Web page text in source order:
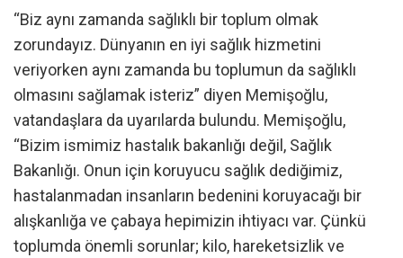
“Biz aynı zamanda sağlıklı bir toplum olmak
zorundayız. Dünyanın en iyi sağlık hizmetini
veriyorken aynı zamanda bu toplumun da sağlıklı
olmasını sağlamak isteriz” diyen Memişoğlu,
vatandaşlara da uyarılarda bulundu. Memişoğlu,
“Bizim ismimiz hastalık bakanlığı değil, Sağlık
Bakanlığı. Onun için koruyucu sağlık dediğimiz,
hastalanmadan insanların bedenini koruyacağı bir
alışkanlığa ve çabaya hepimizin ihtiyacı var. Çünkü
toplumda önemli sorunlar; kilo, hareketsizlik ve